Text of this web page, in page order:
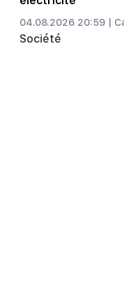
04.08.2026 20:59 |
Société